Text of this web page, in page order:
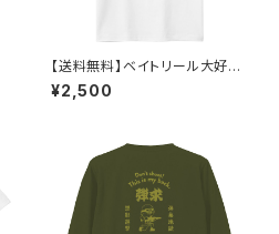
【送料無料】ベイトリール大好き
Tシャツ
¥2,500